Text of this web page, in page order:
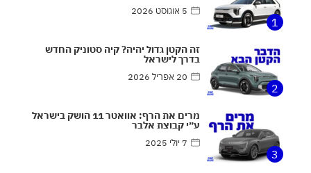
1
5 אוגוסט 2026
2
זה הקטן גדול יהיה? קיה סטוניק החדש
בדרך לישראל
20 אפריל 2026
3
מרים את הרף: אוואטר 11 הושק בישראל
ע״י קבוצת אלבר
7 יולי 2025